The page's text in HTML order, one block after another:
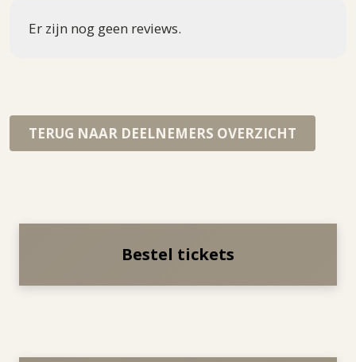
Er zijn nog geen reviews.
TERUG NAAR DEELNEMERS OVERZICHT
Bestel tickets